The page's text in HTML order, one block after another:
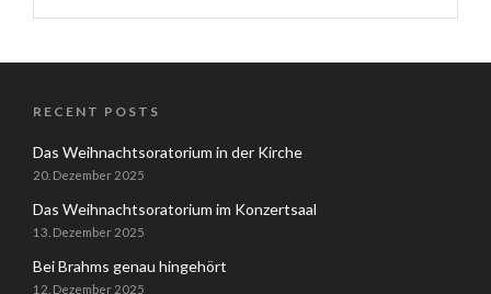
RECENT POSTS
Das Weihnachtsoratorium in der Kirche
20. Dezember 2025
Das Weihnachtsoratorium im Konzertsaal
13. Dezember 2025
Bei Brahms genau hingehört
12. Dezember 2025